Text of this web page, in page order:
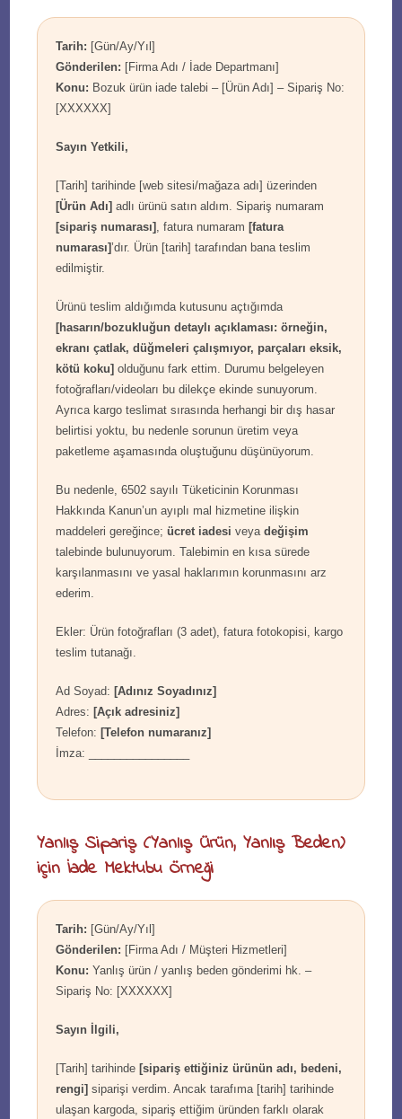
Tarih: [Gün/Ay/Yıl]
Gönderilen: [Firma Adı / İade Departmanı]
Konu: Bozuk ürün iade talebi – [Ürün Adı] – Sipariş No:
[XXXXXX]
Sayın Yetkili,
[Tarih] tarihinde [web sitesi/mağaza adı] üzerinden
[Ürün Adı] adlı ürünü satın aldım. Sipariş numaram
[sipariş numarası] , fatura numaram[fatura
numarası]’dır. Ürün [tarih] tarafından bana teslim
edilmiştir.
Ürünü teslim aldığımda kutusunu açtığımda
[hasarın/bozukluğun detaylı açıklaması: örneğin,
ekranı çatlak, düğmeleri çalışmıyor, parçaları eksik,
kötü koku] olduğunu fark ettim. Durumu belgeleyen
fotoğrafları/videoları bu dilekçe ekinde sunuyorum.
Ayrıca kargo teslimat sırasında herhangi bir dış hasar
belirtisi yoktu, bu nedenle sorunun üretim veya
paketleme aşamasında oluştuğunu düşünüyorum.
Bu nedenle, 6502 sayılı Tüketicinin Korunması
Hakkında Kanun’un ayıplı mal hizmetine ilişkin
maddeleri gereğince;ücret iadesi veyadeğişim
talebinde bulunuyorum. Talebimin en kısa sürede
karşılanmasını ve yasal haklarımın korunmasını arz
ederim.
Ekler: Ürün fotoğrafları (3 adet), fatura fotokopisi, kargo
teslim tutanağı.
Ad Soyad:[Adınız Soyadınız]
Adres:[Açık adresiniz]
Telefon:[Telefon numaranız]
İmza: ________________
Yanlış Sipariş (Yanlış Ürün, Yanlış Beden)
için İade Mektubu Örneği
Tarih: [Gün/Ay/Yıl]
Gönderilen: [Firma Adı / Müşteri Hizmetleri]
Konu: Yanlış ürün / yanlış beden gönderimi hk. –
Sipariş No: [XXXXXX]
Sayın İlgili,
[Tarih] tarihinde[sipariş ettiğiniz ürünün adı, bedeni,
rengi] siparişi verdim. Ancak tarafıma [tarih] tarihinde
ulaşan kargoda, sipariş ettiğim üründen farklı olarak